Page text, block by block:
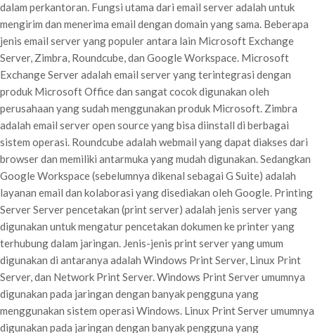
dalam perkantoran. Fungsi utama dari email server adalah untuk
mengirim dan menerima email dengan domain yang sama. Beberapa
jenis email server yang populer antara lain Microsoft Exchange
Server, Zimbra, Roundcube, dan Google Workspace. Microsoft
Exchange Server adalah email server yang terintegrasi dengan
produk Microsoft Office dan sangat cocok digunakan oleh
perusahaan yang sudah menggunakan produk Microsoft. Zimbra
adalah email server open source yang bisa diinstall di berbagai
sistem operasi. Roundcube adalah webmail yang dapat diakses dari
browser dan memiliki antarmuka yang mudah digunakan. Sedangkan
Google Workspace (sebelumnya dikenal sebagai G Suite) adalah
layanan email dan kolaborasi yang disediakan oleh Google. Printing
Server Server pencetakan (print server) adalah jenis server yang
digunakan untuk mengatur pencetakan dokumen ke printer yang
terhubung dalam jaringan. Jenis-jenis print server yang umum
digunakan di antaranya adalah Windows Print Server, Linux Print
Server, dan Network Print Server. Windows Print Server umumnya
digunakan pada jaringan dengan banyak pengguna yang
menggunakan sistem operasi Windows. Linux Print Server umumnya
digunakan pada jaringan dengan banyak pengguna yang